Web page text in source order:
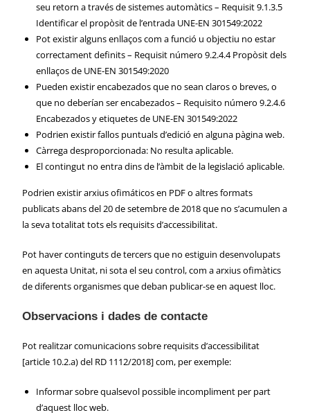
seu retorn a través de sistemes automàtics – Requisit 9.1.3.5
Identificar el propòsit de l’entrada UNE-EN 301549:2022
Pot existir alguns enllaços com a funció u objectiu no estar
correctament definits – Requisit número 9.2.4.4 Propòsit dels
enllaços de UNE-EN 301549:2020
Pueden existir encabezados que no sean claros o breves, o
que no deberían ser encabezados – Requisito número 9.2.4.6
Encabezados y etiquetes de UNE-EN 301549:2022
Podrien existir fallos puntuals d’edició en alguna pàgina web.
Càrrega desproporcionada: No resulta aplicable.
El contingut no entra dins de l’àmbit de la legislació aplicable.
Podrien existir arxius ofimáticos en PDF o altres formats
publicats abans del 20 de setembre de 2018 que no s’acumulen a
la seva totalitat tots els requisits d’accessibilitat.
Pot haver continguts de tercers que no estiguin desenvolupats
en aquesta Unitat, ni sota el seu control, com a arxius ofimàtics
de diferents organismes que deban publicar-se en aquest lloc.
Observacions i dades de contacte
Pot realitzar comunicacions sobre requisits d’accessibilitat
[article 10.2.a) del RD 1112/2018] com, per exemple:
Informar sobre qualsevol possible incompliment per part
d’aquest lloc web.